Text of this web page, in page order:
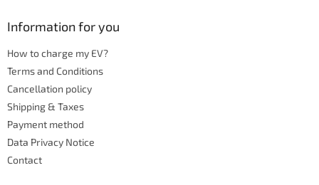
Information for you
How to charge my EV?
Terms and Conditions
Cancellation policy
Shipping & Taxes
Payment method
Data Privacy Notice
Contact